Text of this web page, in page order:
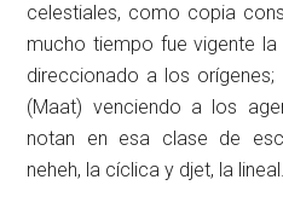
celestiales, como copia
mucho tiempo fue vigente
direccionado a los
(Maat) venciendo a los
notan en esa clase de
neheh, la cíclica y djet, la lineal.